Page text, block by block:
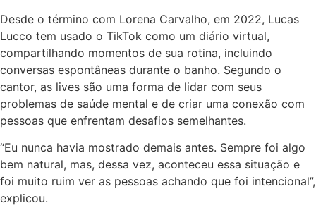
Desde o término com Lorena Carvalho, em 2022, Lucas
Lucco tem usado o TikTok como um diário virtual,
compartilhando momentos de sua rotina, incluindo
conversas espontâneas durante o banho. Segundo o
cantor, as lives são uma forma de lidar com seus
problemas de saúde mental e de criar uma conexão com
pessoas que enfrentam desafios semelhantes.
“Eu nunca havia mostrado demais antes. Sempre foi algo
bem natural, mas, dessa vez, aconteceu essa situação e
foi muito ruim ver as pessoas achando que foi intencional”,
explicou.